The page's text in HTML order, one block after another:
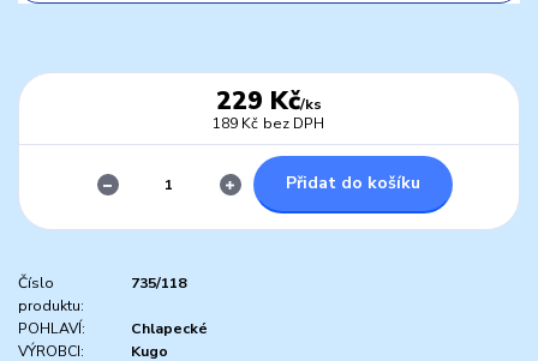
229 Kč/ks
189 Kč bez DPH
Přidat do košíku
Číslo
produktu:
735/118
POHLAVÍ:
Chlapecké
VÝROBCI:
Kugo